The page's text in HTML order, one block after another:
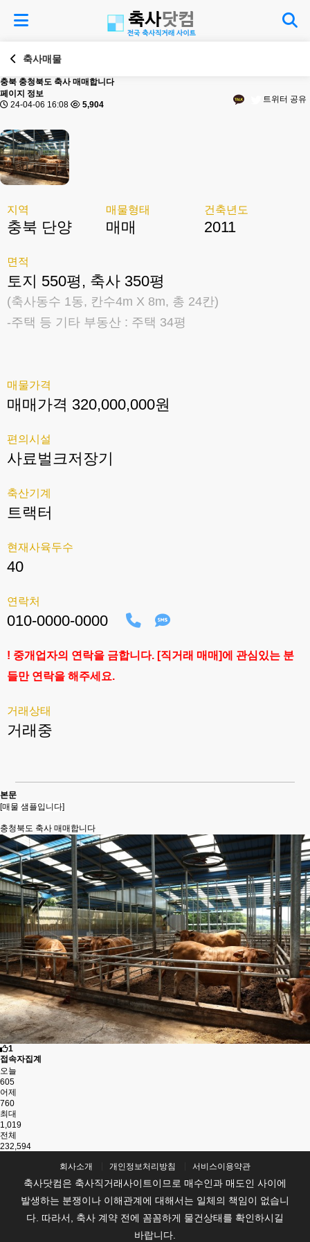
축사매물
충북 충청북도 축사 매매합니다
페이지 정보
24-04-06 16:08
5,904
트위터 공유
지역
충북 단양
매물형태
매매
건축년도
2011
면적
토지 550평, 축사 350평
(축사동수 1동, 칸수4m X 8m, 총 24칸)
-주택 등 기타 부동산 : 주택 34평
매물가격
매매가격 320,000,000원
편의시설
사료벌크저장기
축산기계
트랙터
현재사육두수
40
연락처
010-0000-0000
! 중개업자의 연락을 금합니다. [직거래 매매]에 관심있는 분
들만 연락을 해주세요.
거래상태
거래중
본문
[매물 샘플입니다]
충청북도 축사 매매합니다
1
접속자집계
오늘
605
어제
760
최대
1,019
전체
232,594
회사소개 개인정보처리방침 서비스이용약관
축사닷컴은 축사직거래사이트이므로 매수인과 매도인 사이에
발생하는 분쟁이나 이해관계에 대해서는 일체의 책임이 없습니
다. 따라서, 축사 계약 전에 꼼꼼하게 물건상태를 확인하시길
바랍니다.